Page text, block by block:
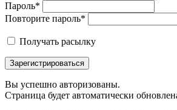
Пароль*
Повторите пароль*
Получать расылку
Зарегистрироваться
Вы успешно авторизованы.
Страница будет автоматически